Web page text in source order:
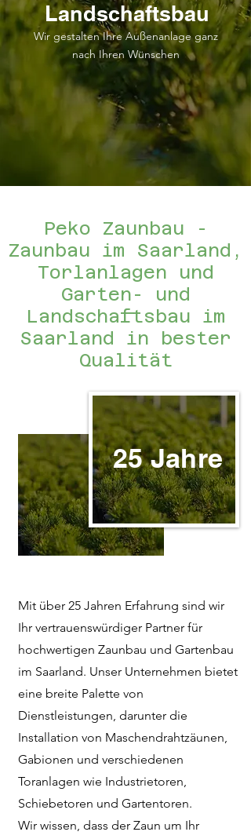
Landschaftsbau
Wir gestalten Ihre Außenanlage ganz
nach Ihren Wünschen
Peko Zaunbau -
Zaunbau im Saarland,
Torlanlagen und
Garten- und
Landschaftsbau im
Saarland in bester
Qualität
25 Jahre
Mit über 25 Jahren Erfahrung sind wir
Ihr vertrauenswürdiger Partner für
hochwertigen Zaunbau und Gartenbau
im Saarland. Unser Unternehmen bietet
eine breite Palette von
Dienstleistungen, darunter die
Installation von Maschendrahtzäunen,
Gabionen und verschiedenen
Toranlagen wie Industrietoren,
Schiebetoren und Gartentoren.
Wir wissen, dass der Zaun um Ihr